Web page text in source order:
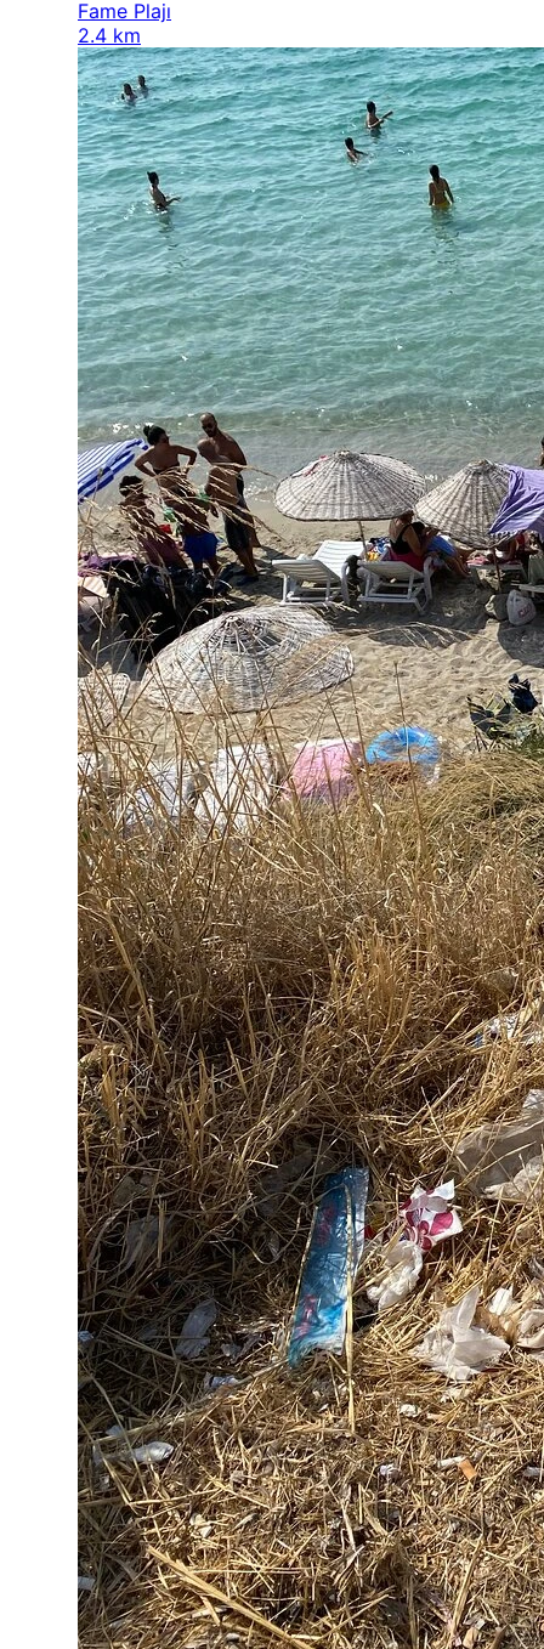
Fame Plajı
2.4 km